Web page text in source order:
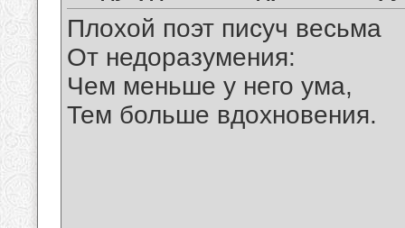
Плохой поэт писуч весьма
От недоразумения:
Чем меньше у него ума,
Тем больше вдохновения.